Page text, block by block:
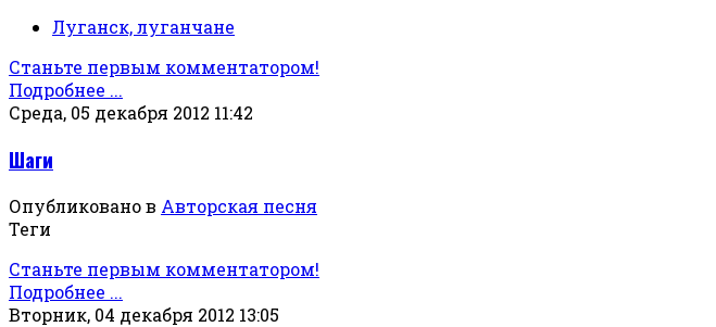
Луганск, луганчане
Станьте первым комментатором!
Подробнее ...
Среда, 05 декабря 2012 11:42
Шаги
Опубликовано в Авторская песня
Теги
Станьте первым комментатором!
Подробнее ...
Вторник, 04 декабря 2012 13:05